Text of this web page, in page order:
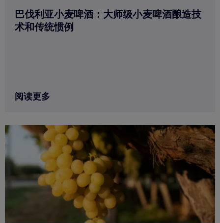
巴伐利亚小麦啤酒：大师级小麦啤酒酿造技
术和传统惯例
阅读更多